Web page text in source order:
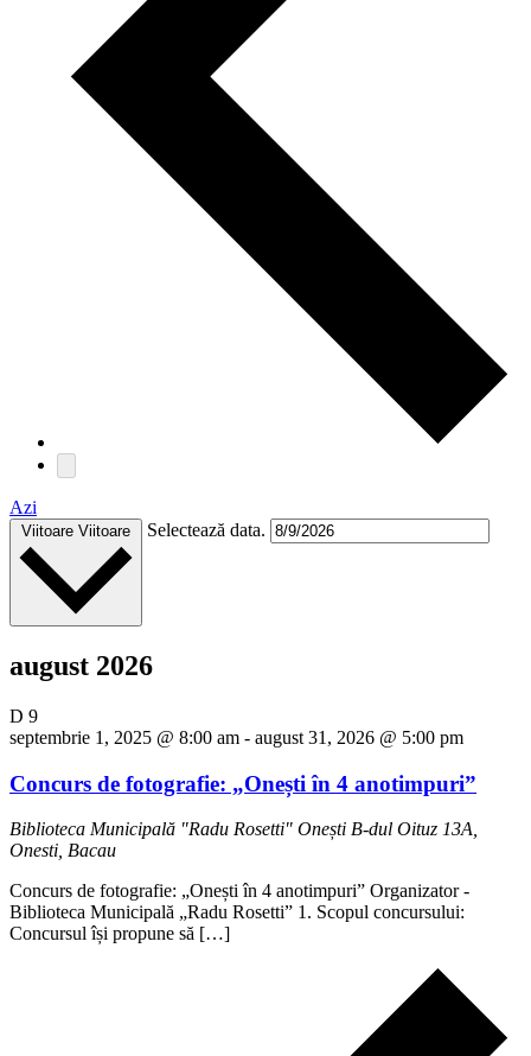
Azi
Viitoare Viitoare Selectează data.
august 2026
D 9
septembrie 1, 2025 @ 8:00 am - august 31, 2026 @ 5:00 pm
Concurs de fotografie: „Onești în 4 anotimpuri”
Biblioteca Municipală "Radu Rosetti" Onești B-dul Oituz 13A,
Onesti, Bacau
Concurs de fotografie: „Onești în 4 anotimpuri” Organizator -
Biblioteca Municipală „Radu Rosetti” 1. Scopul concursului:
Concursul își propune să […]